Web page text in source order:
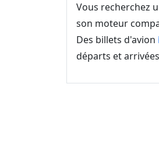
Vous recherchez
son moteur
Des billets d'avion
départs et